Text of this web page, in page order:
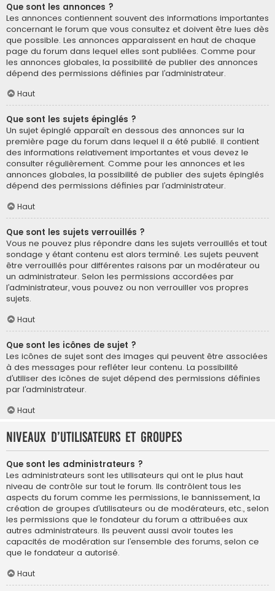
Que sont les annonces ?
Les annonces contiennent souvent des informations importantes
concernant le forum que vous consultez et doivent être lues dès
que possible. Les annonces apparaissent en haut de chaque
page du forum dans lequel elles sont publiées. Comme pour
les annonces globales, la possibilité de publier des annonces
dépend des permissions définies par l’administrateur.
Haut
Que sont les sujets épinglés ?
Un sujet épinglé apparaît en dessous des annonces sur la
première page du forum dans lequel il a été publié. il contient
des informations relativement importantes et vous devez le
consulter régulièrement. Comme pour les annonces et les
annonces globales, la possibilité de publier des sujets épinglés
dépend des permissions définies par l’administrateur.
Haut
Que sont les sujets verrouillés ?
Vous ne pouvez plus répondre dans les sujets verrouillés et tout
sondage y étant contenu est alors terminé. Les sujets peuvent
être verrouillés pour différentes raisons par un modérateur ou
un administrateur. Selon les permissions accordées par
l’administrateur, vous pouvez ou non verrouiller vos propres
sujets.
Haut
Que sont les icônes de sujet ?
Les icônes de sujet sont des images qui peuvent être associées
à des messages pour refléter leur contenu. La possibilité
d’utiliser des icônes de sujet dépend des permissions définies
par l’administrateur.
Haut
Niveaux d’utilisateurs et groupes
Que sont les administrateurs ?
Les administrateurs sont les utilisateurs qui ont le plus haut
niveau de contrôle sur tout le forum. Ils contrôlent tous les
aspects du forum comme les permissions, le bannissement, la
création de groupes d’utilisateurs ou de modérateurs, etc., selon
les permissions que le fondateur du forum a attribuées aux
autres administrateurs. Ils peuvent aussi avoir toutes les
capacités de modération sur l’ensemble des forums, selon ce
que le fondateur a autorisé.
Haut